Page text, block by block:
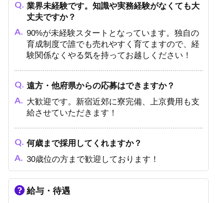
業界未経験です。知識や実務経験がなくても大
丈夫ですか？
90%が未経験スタートとなっています。独自の
育成制度で誰でも売れやすく育てますので、経
験関係なくやる気を持ってお越しください！
遠方・他府県からの応募はできますか？
大歓迎です。新宿近郊に寮完備、上京費用も支
給させていただきます！
何歳まで採用してくれますか？
30歳位の方まで歓迎しております！
給与・待遇